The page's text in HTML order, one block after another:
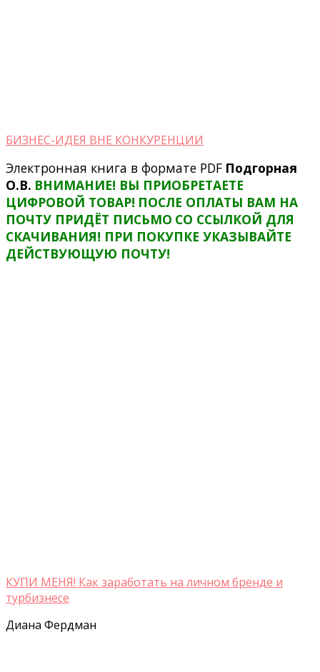
БИЗНЕС-ИДЕЯ ВНЕ КОНКУРЕНЦИИ
Электронная книга в формате PDF Подгорная
О.В. ВНИМАНИЕ! ВЫ ПРИОБРЕТАЕТЕ
ЦИФРОВОЙ ТОВАР! ПОСЛЕ ОПЛАТЫ ВАМ НА
ПОЧТУ ПРИДЁТ ПИСЬМО СО ССЫЛКОЙ ДЛЯ
СКАЧИВАНИЯ! ПРИ ПОКУПКЕ УКАЗЫВАЙТЕ
ДЕЙСТВУЮЩУЮ ПОЧТУ!
КУПИ МЕНЯ! Как заработать на личном бренде и
турбизнесе
Диана Фердман